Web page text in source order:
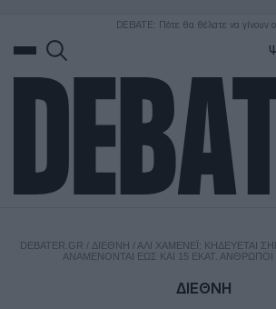
DEBATE: Πότε θα θέλατε να γίνουν
DEBATER.GR / ΔΙΕΘΝΗ / ΑΛΊ ΧΑΜΕΝΕΪ́: ΚΗΔΕΎΕΤΑΙ
ΑΝΑΜΈΝΟΝΤΑΙ ΈΩΣ ΚΑΙ 15 ΕΚΑΤ.
ΔΙΕΘΝΗ